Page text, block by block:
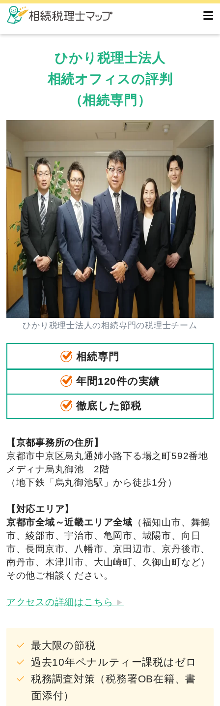
ひかり税理士法人
相続オフィスの評判
（相続専門）
ひかり税理士法人の相続専門の税理士チーム
相続専門
年間120件の実績
徹底した節税
【京都事務所の住所】
京都市中京区烏丸通姉小路下る場之町592番地
メディナ烏丸御池 2階
（地下鉄「烏丸御池駅」から徒歩1分）
【対応エリア】
京都市全域～近畿エリア全域 （福知山市、舞鶴
市、綾部市、宇治市、亀岡市、城陽市、向日
市、長岡京市、八幡市、京田辺市、京丹後市、
南丹市、木津川市、大山崎町、久御山町など）
その他ご相談ください。
アクセスの詳細はこちら ▶︎
最大限の節税
過去10年ペナルティー課税はゼロ
税務調査対策（税務署OB在籍、書
面添付）